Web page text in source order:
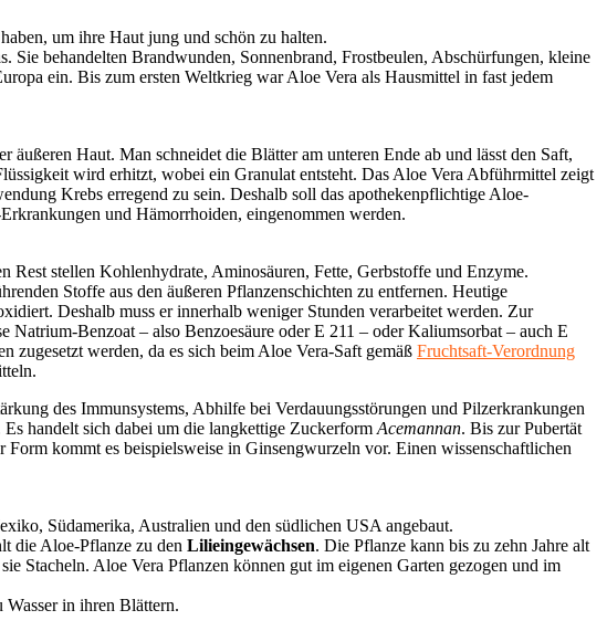
um ihre Haut jung und schön zu halten.
behandelten Brandwunden, Sonnenbrand, Frostbeulen, Abschürfungen, kleine
ein. Bis zum ersten Weltkrieg war Aloe Vera als Hausmittel in fast jedem
Haut. Man schneidet die Blätter am unteren Ende ab und lässt den Saft,
wird erhitzt, wobei ein Granulat entsteht. Das Aloe Vera Abführmittel zeigt
Krebs erregend zu sein. Deshalb soll das apothekenpflichtige Aloe-
und Hämorrhoiden, eingenommen werden.
Rest stellen Kohlenhydrate, Aminosäuren, Fette, Gerbstoffe und Enzyme.
Stoffe aus den äußeren Pflanzenschichten zu entfernen. Heutige
Deshalb muss er innerhalb weniger Stunden verarbeitet werden. Zur
Benzoat – also Benzoesäure oder E 211 – oder Kaliumsorbat – auch E
zugesetzt werden, da es sich beim Aloe Vera-Saft gemäß Fruchtsaft-Verordnung
des Immunsystems, Abhilfe bei Verdauungsstörungen und Pilzerkrankungen
handelt sich dabei um die langkettige Zuckerform Acemannan. Bis zur Pubertät
kommt es beispielsweise in Ginsengwurzeln vor. Einen wissenschaftlichen
Südamerika, Australien und den südlichen USA angebaut.
die Aloe-Pflanze zu den Lilieingewächsen. Die Pflanze kann bis zu zehn Jahre alt
Stacheln. Aloe Vera Pflanzen können gut im eigenen Garten gezogen und im
in ihren Blättern.